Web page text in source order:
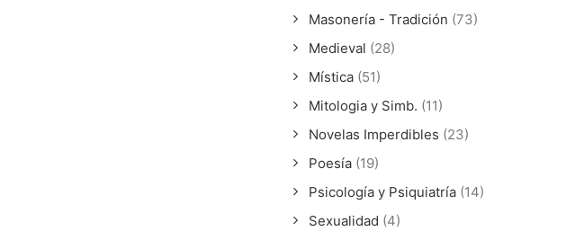
Masonería - Tradición (73)
Medieval (28)
Mística (51)
Mitologia y Simb. (11)
Novelas Imperdibles (23)
Poesía (19)
Psicología y Psiquiatría (14)
Sexualidad (4)